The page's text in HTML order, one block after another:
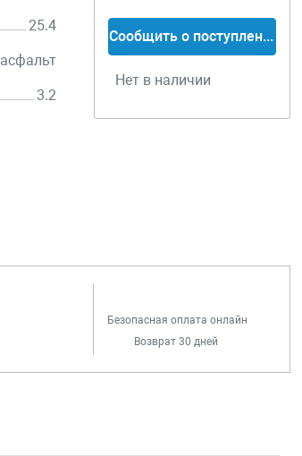
25.4
асфальт
3.2
Сообщить о поступлении
Нет в наличии
Безопасная оплата онлайн
Возврат 30 дней